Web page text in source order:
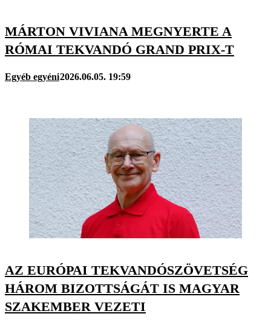
MÁRTON VIVIANA MEGNYERTE A
RÓMAI TEKVANDÓ GRAND PRIX-T
Egyéb egyéni2026.06.05. 19:59
AZ EURÓPAI TEKVANDÓSZÖVETSÉG
HÁROM BIZOTTSÁGÁT IS MAGYAR
SZAKEMBER VEZETI